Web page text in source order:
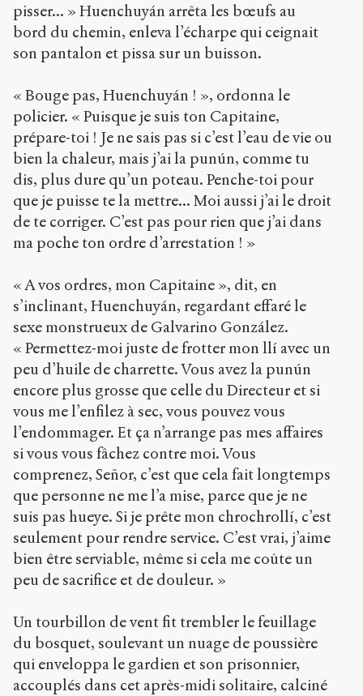
pisser... » Huenchuyán arrêta les bœufs au
bord du chemin, enleva l’écharpe qui ceignait
son pantalon et pissa sur un buisson.
« Bouge pas, Huenchuyán ! », ordonna le
policier. « Puisque je suis ton Capitaine,
prépare-toi ! Je ne sais pas si c’est l’eau de vie ou
bien la chaleur, mais j’ai la punún, comme tu
dis, plus dure qu’un poteau. Penche-toi pour
que je puisse te la mettre... Moi aussi j’ai le droit
de te corriger. C’est pas pour rien que j’ai dans
ma poche ton ordre d’arrestation ! »
« A vos ordres, mon Capitaine », dit, en
s’inclinant, Huenchuyán, regardant effaré le
sexe monstrueux de Galvarino González.
« Permettez-moi juste de frotter mon llí avec un
peu d’huile de charrette. Vous avez la punún
encore plus grosse que celle du Directeur et si
vous me l’enfilez à sec, vous pouvez vous
l’endommager. Et ça n’arrange pas mes affaires
si vous vous fâchez contre moi. Vous
comprenez, Señor, c’est que cela fait longtemps
que personne ne me l’a mise, parce que je ne
suis pas hueye. Si je prête mon chrochrollí, c’est
seulement pour rendre service. C’est vrai, j’aime
bien être serviable, même si cela me coûte un
peu de sacrifice et de douleur. »
Un tourbillon de vent fit trembler le feuillage
du bosquet, soulevant un nuage de poussière
qui enveloppa le gardien et son prisonnier,
accouplés dans cet après-midi solitaire, calciné